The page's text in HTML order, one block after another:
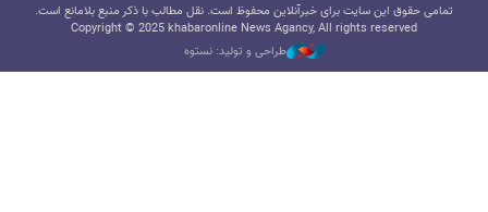
تمامی حقوق این سایت برای خبرآنلاین محفوظ است. نقل مطالب با ذکر منبع بلامانع است.
Copyright © 2025 khabaronline News Agancy, All rights reserved
طراحی و تولید: نستوه